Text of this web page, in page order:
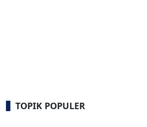
TOPIK POPULER